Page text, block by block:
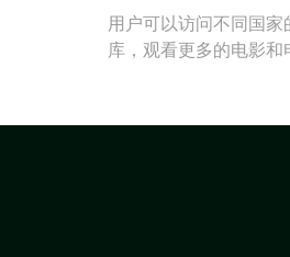
用户可以访问不同国家
库，观看更多的电影和